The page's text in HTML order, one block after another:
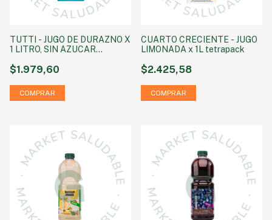
TUTTI - JUGO DE DURAZNO X
1 LITRO, SIN AZUCAR
$1.979,60
CUARTO CRECIENTE - JUGO
LIMONADA x 1L tetrapack
$2.425,58